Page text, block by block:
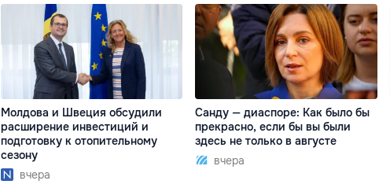
Молдова и Швеция обсудили
расширение инвестиций и
подготовку к отопительному
сезону
вчера
Санду — диаспоре: Как было бы
прекрасно, если бы вы были
здесь не только в августе
вчера